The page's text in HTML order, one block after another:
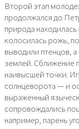
Второй этап
продолжался до
природа
колосилась рожь,
выводили птенцов,
землей. Сближение
наивысшей точки.
солнцеворота — и
выраженный
сопровождались
например, парень